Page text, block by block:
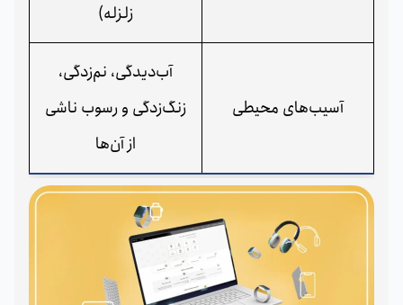
زلزله)
آسیب‌های محیطی
آب‌دیدگی، نم‌زدگی،
زنگ‌زدگی و رسوب ناشی
از آن‌ها